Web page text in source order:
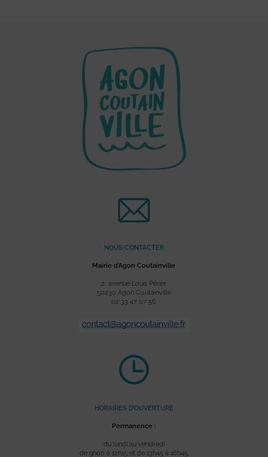
NOUS CONTACTER
Mairie d’Agon Coutainville
2, avenue Louis Périer
50230 Agon Coutainville
02 33 47 07 56
HORAIRES D’OUVERTURE
Permanence :
du lundi au vendredi
de 9h00 à 12h15 et de 13h45 à 16h45